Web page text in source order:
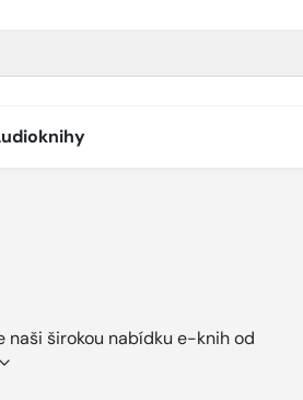
naši širokou nabídku e-knih od